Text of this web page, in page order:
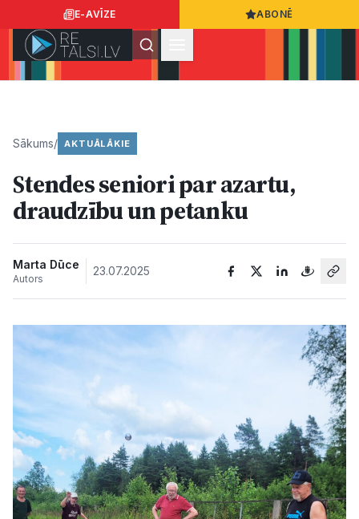
E-AVĪZE ABONĒ
Ziņas
Sports
Bizness
Video
Sākums/ AKTUĀLĀKIE
Stendes seniori par azartu,
draudzību un petanku
Marta Dūce
Autors
23.07.2025